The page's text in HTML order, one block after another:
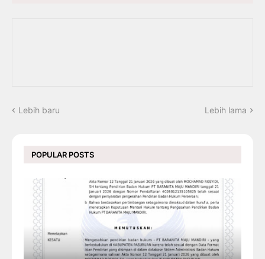
Lebih baru Lebih lama
POPULAR POSTS